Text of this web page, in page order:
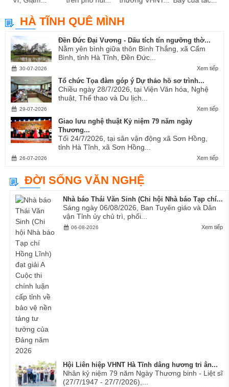
HÀ TĨNH QUÊ MÌNH
Đền Đức Đại Vương - Dấu tích tín ngưỡng thờ...
Nằm yên bình giữa thôn Bình Thắng, xã Cẩm
Bình, tỉnh Hà Tĩnh, Đền Đức...
Xem tiếp
30-07-2026
Tổ chức Tọa đàm góp ý Dự thảo hồ sơ trình...
Chiều ngày 28/7/2026, tại Viện Văn hóa, Nghệ
thuật, Thể thao và Du lịch...
Xem tiếp
29-07-2026
Giao lưu nghệ thuật Kỷ niệm 79 năm ngày
Thương...
Tối 24/7/2026, tại sân vận động xã Sơn Hồng,
tỉnh Hà Tĩnh, xã Sơn Hồng...
Xem tiếp
26-07-2026
ĐỜI SỐNG VĂN NGHỆ
Nhà báo Thái Văn Sinh (Chi hội Nhà báo Tạp chí...
Sáng ngày 06/08/2026, Ban Tuyên giáo và Dân
vận Tỉnh ủy chủ trì, phối...
Xem tiếp
06-08-2026
Hội Liên hiệp VHNT Hà Tĩnh dâng hương tri ân...
Nhân kỷ niệm 79 năm Ngày Thương binh - Liệt sĩ
(27/7/1947 - 27/7/2026),...